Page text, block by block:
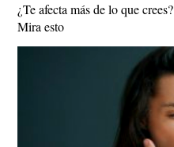
¿Te afecta más de lo que crees?
Mira esto